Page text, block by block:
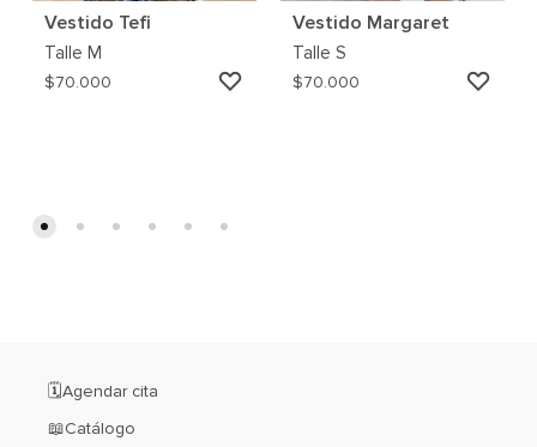
Vestido Tefi
Talle M
$70.000
AGREGAR
Vestido Margaret
Talle S
$70.000
🗓️Agendar cita
📖Catálogo